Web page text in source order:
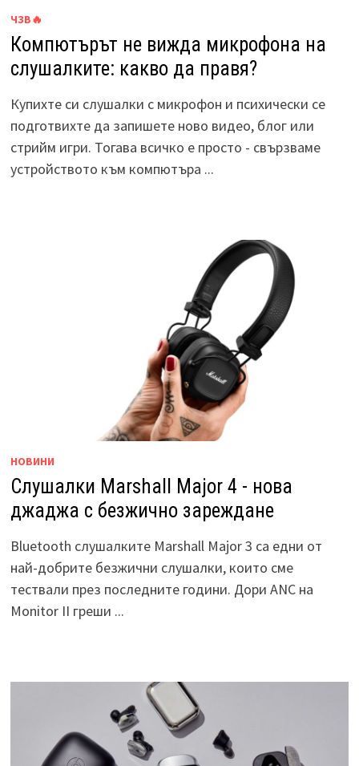
ЧЗВ🔥
Компютърът не вижда микрофона на
слушалките: какво да правя?
Купихте си слушалки с микрофон и психически се
подготвихте да запишете ново видео, блог или
стрийм игри. Тогава всичко е просто - свързваме
устройството към компютъра ...
НОВИНИ
Слушалки Marshall Major 4 - нова
джаджа с безжично зареждане
Bluetooth слушалките Marshall Major 3 са едни от
най-добрите безжични слушалки, които сме
тествали през последните години. Дори ANC на
Monitor II греши ...